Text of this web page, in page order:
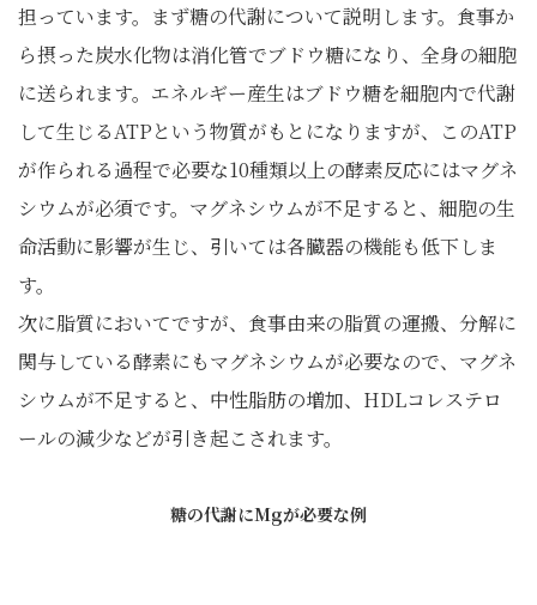
担っています。まず糖の代謝について説明します。食事か
ら摂った炭水化物は消化管でブドウ糖になり、全身の細胞
に送られます。エネルギー産生はブドウ糖を細胞内で代謝
して生じるATPという物質がもとになりますが、このATP
が作られる過程で必要な10種類以上の酵素反応にはマグネ
シウムが必須です。マグネシウムが不足すると、細胞の生
命活動に影響が生じ、引いては各臓器の機能も低下しま
す。
次に脂質においてですが、食事由来の脂質の運搬、分解に
関与している酵素にもマグネシウムが必要なので、マグネ
シウムが不足すると、中性脂肪の増加、HDLコレステロ
ールの減少などが引き起こされます。
糖の代謝にMgが必要な例